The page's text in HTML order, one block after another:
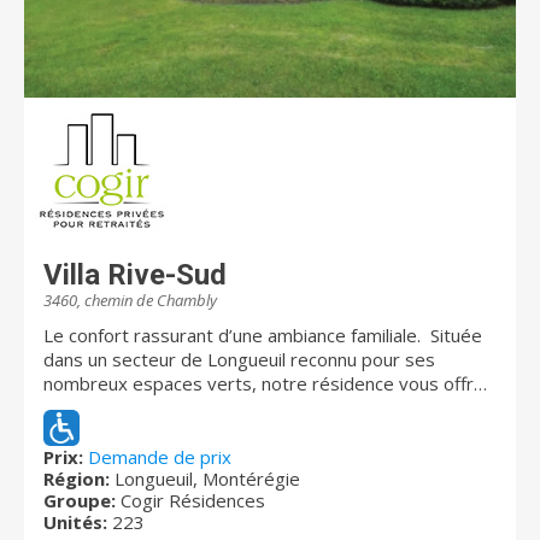
Villa Rive-Sud
3460, chemin de Chambly
Le confort rassurant d’une ambiance familiale. Située
dans un secteur de Longueuil reconnu pour ses
nombreux espaces verts, notre résidence vous offre
tous les avantages de la vie urbaine, dans une parcelle
de nature. Vous aurez accès à de nombreux services,
tout en profitant d’un calme champêtre. Les aînés
autonomes et semi-autonomes y trouvent un vaste
choix de studios et d’appartements assortis d’une
gamme de soins évolutifs et de services
Prix: Demande de prix
Région: Longueuil, Montérégie
Groupe: Cogir Résidences
Unités: 223